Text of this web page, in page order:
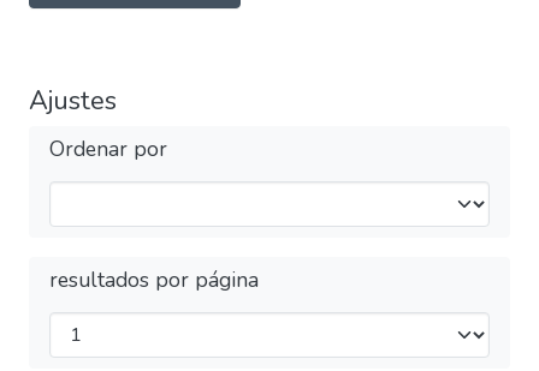
Ajustes
Ordenar por
resultados por página